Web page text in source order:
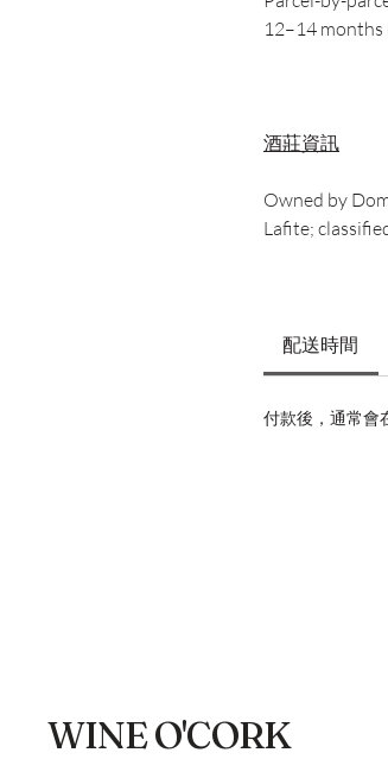
12–14 months
酒莊資訊
Owned by
Lafite;
配送時間
付款後，通常會
WINE O'CORK